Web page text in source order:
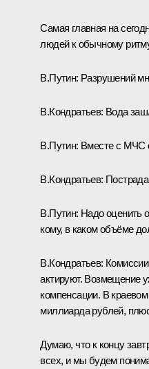
Самая главная на
людей к обычному
В.Путин: Разрушений
В.Кондратьев: Вода
В.Путин: Вместе с МЧС
В.Кондратьев:
В.Путин: Надо оценить
кому, в каком объёме
В.Кондратьев:
актируют. Возмещение
компенсации. В
миллиарда рублей,
Думаю, что к концу
всех, и мы будем